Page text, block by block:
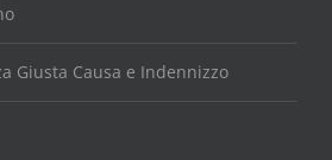
Giusta Causa e Indennizzo